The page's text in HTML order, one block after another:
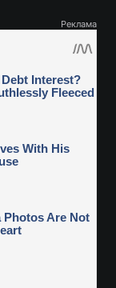
Реклама